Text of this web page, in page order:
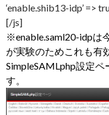
‘enable.shib13-idp’ =>
[/js]
※enable.saml20-idpは
が実験のためこれも有
SimpleSAMLphp設定
す。